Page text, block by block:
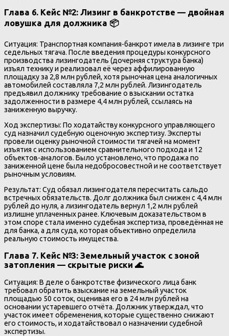
Глава 6. Кейс №2: Лизинг в банкротстве — двойная
ловушка для должника 📦
Ситуация: Транспортная компания-банкрот имела в лизинге три
седельных тягача. После введения процедуры конкурсного
производства лизингодатель (дочерняя структура банка)
изъял технику и реализовал её через аффилированную
площадку за 2,8 млн рублей, хотя рыночная цена аналогичных
автомобилей составляла 7,2 млн рублей. Лизингодатель
предъявил должнику требование о взыскании остатка
задолженности в размере 4,4 млн рублей, ссылаясь на
заниженную выручку.
Ход экспертизы: По ходатайству конкурсного управляющего
суд назначил судебную оценочную экспертизу. Эксперты
провели оценку рыночной стоимости тягачей на момент
изъятия с использованием сравнительного подхода и 12
объектов-аналогов. Было установлено, что продажа по
заниженной цене была недобросовестной и не соответствует
рыночным условиям.
Результат: Суд обязал лизингодателя пересчитать сальдо
встречных обязательств. Долг должника был снижен с 4,4 млн
рублей до нуля, а лизингодатель вернул 1,2 млн рублей
излишне уплаченных ранее. Ключевым доказательством в
этом споре стала именно судебная экспертиза, проведённая не
для банка, а для суда, которая объективно определила
реальную стоимость имущества.
Глава 7. Кейс №3: Земельный участок с зоной
затопления — скрытые риски 🌊
Ситуация: В деле о банкротстве физического лица банк
требовал обратить взыскание на земельный участок
площадью 50 соток, оценивая его в 24 млн рублей на
основании устаревшего отчёта. Должник утверждал, что
участок имеет обременения, которые существенно снижают
его стоимость, и ходатайствовал о назначении судебной
экспертизы.